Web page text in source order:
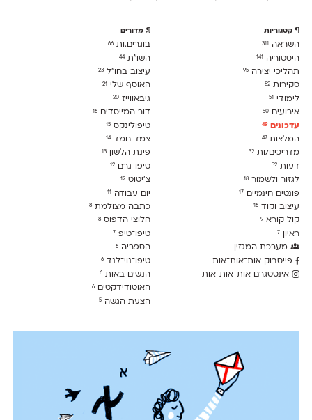
קטגוריות
השראה 311
היסטוריה 141
תהליכי יצירה 95
סקירות 82
לימודִי 51
אירועים 50
עדכונים49
המלצות47
מדריכים/ות 32
דעות 32
לגזור ולשמור 18
פונטים חינמיים 17
עיצוב וקוד 16
קול קורא 9
ראיון 7
מערכת המגזין
פייסבוק אות־אות־אות
אינסטגרם אות־אות־אות
מדורים
בוגרים.ות66
השו״ת44
עיצוב בחו"ל23
האוסף שלי21
גיבאווייז20
דור המייסדים16
טיפולינקס15
צמד חמד14
פינת הלשון13
טיפו־גרם12
צ׳יטוט12
יום עבודה11
כתבה מצולמת8
חלוצי הדפוס8
טיפו־טיפ7
הספריה6
טיפו־נוי־לנד6
הנשים באות6
האוטודידקטים6
הצעת הגשה5